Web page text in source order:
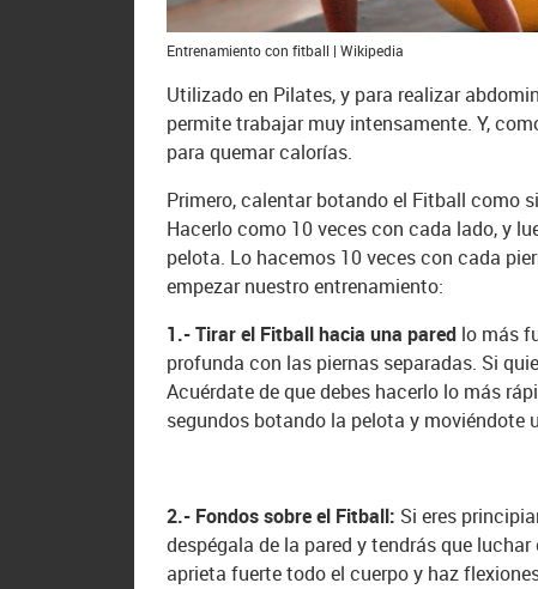
Entrenamiento con fitball | Wikipedia
Utilizado en Pilates, y para realizar
permite trabajar muy intensamente. Y,
para quemar calorías.
Primero, calentar botando el Fitball como
Hacerlo como 10 veces con cada lado, y
pelota. Lo hacemos 10 veces con cada
empezar nuestro entrenamiento:
1.- Tirar el Fitball hacia una pared lo más
profunda con las piernas separadas. Si
Acuérdate de que debes hacerlo lo más
segundos botando la pelota y moviéndote
2.- Fondos sobre el Fitball: Si eres
despégala de la pared y tendrás que
aprieta fuerte todo el cuerpo y haz